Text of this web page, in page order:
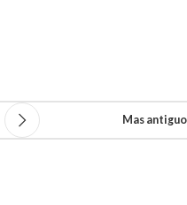
Mas antiguo